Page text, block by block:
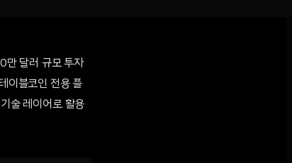
만 달러 규모 투자
이블코인 전용 플
술 레이어로 활용